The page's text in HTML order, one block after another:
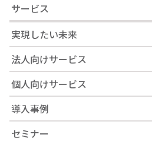
サービス
実現したい未来
法人向けサービス
個人向けサービス
導入事例
セミナー